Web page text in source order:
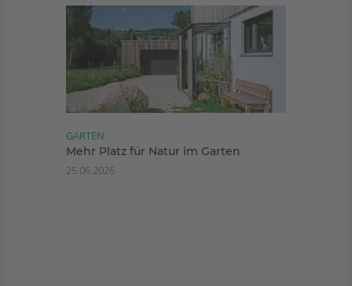
GARTEN
Mehr Platz für Natur im Garten
25.06.2026